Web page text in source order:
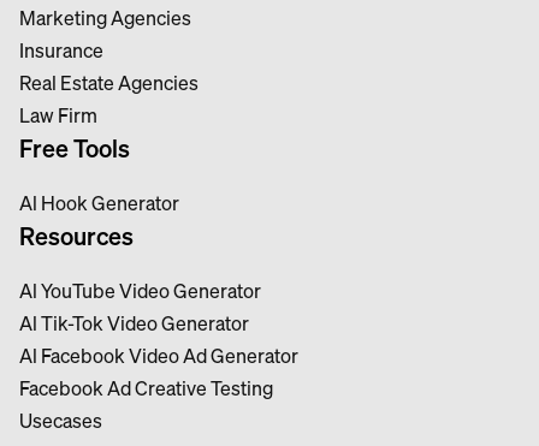
Marketing Agencies
Insurance
Real Estate Agencies
Law Firm
Free Tools
Al Hook Generator
Resources
Al YouTube Video Generator
Al Tik-Tok Video Generator
Al Facebook Video Ad Generator
Facebook Ad Creative Testing
Usecases